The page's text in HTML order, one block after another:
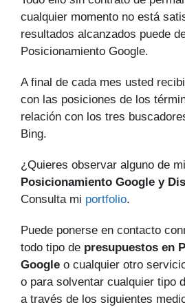
cualquier momento no está
resultados alcanzados puede
Posicionamiento Google.
A final de cada mes usted
con las posiciones de los
relación con los tres
Bing.
¿Quieres observar alguno de
Posicionamiento Google y
Consulta mi portfolio.
Puede ponerse en contacto
todo tipo de presupuestos en
Google o cualquier otro
o para solventar cualquier tipo
a través de los siguientes